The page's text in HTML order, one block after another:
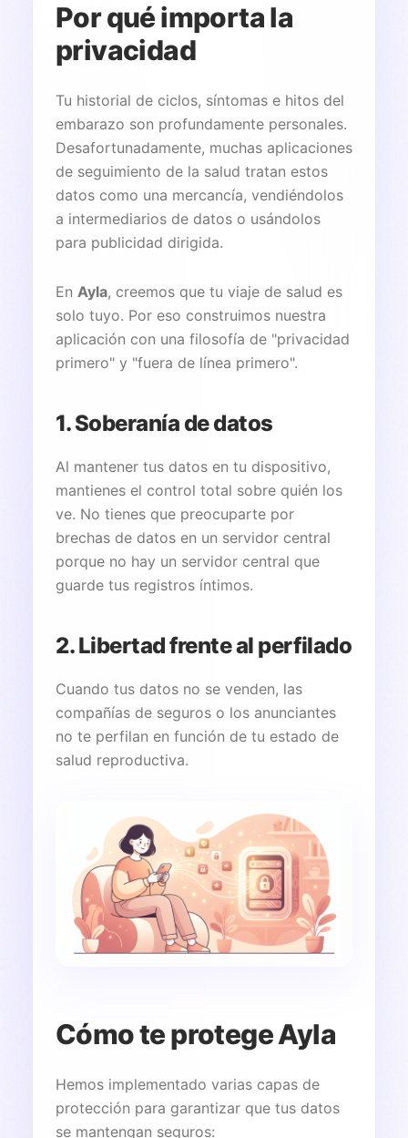
Por qué importa la
privacidad
Tu historial de ciclos, síntomas e hitos del
embarazo son profundamente personales.
Desafortunadamente, muchas aplicaciones
de seguimiento de la salud tratan estos
datos como una mercancía, vendiéndolos
a intermediarios de datos o usándolos
para publicidad dirigida.
En Ayla, creemos que tu viaje de salud es
solo tuyo. Por eso construimos nuestra
aplicación con una filosofía de "privacidad
primero" y "fuera de línea primero".
1. Soberanía de datos
Al mantener tus datos en tu dispositivo,
mantienes el control total sobre quién los
ve. No tienes que preocuparte por
brechas de datos en un servidor central
porque no hay un servidor central que
guarde tus registros íntimos.
2. Libertad frente al perfilado
Cuando tus datos no se venden, las
compañías de seguros o los anunciantes
no te perfilan en función de tu estado de
salud reproductiva.
Cómo te protege Ayla
Hemos implementado varias capas de
protección para garantizar que tus datos
se mantengan seguros: